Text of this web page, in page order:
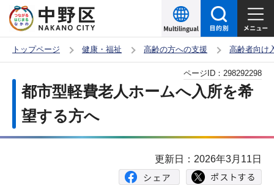
の
ー
トップページ 健康・福祉 高齢の方への支援 高齢者向け
か
都市型軽費老人ホームへ入所を希
望する方へ
ページID： 298292298
更新日：2026年3月11日